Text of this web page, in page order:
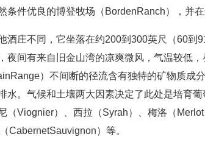
条件优良的博登牧场（BordenRanch），并
酒庄不同，它坐落在约200到300英尺（60到
夜间有来自旧金山湾的凉爽微风，气温较低
）不间断的径流含有独特的矿物质成
水。气候和土壤两大因素决定了此处是培育
（Viognier）、西拉（Syrah）、梅洛（
CabernetSauvignon）等。